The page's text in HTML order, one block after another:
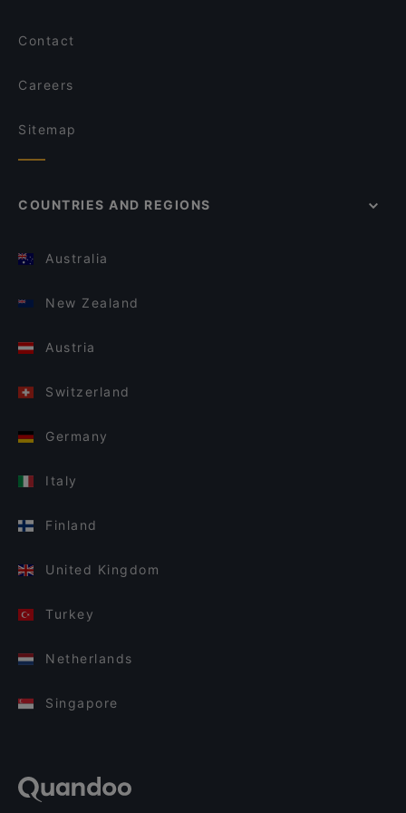
Contact
Careers
Sitemap
COUNTRIES AND REGIONS
Australia
New Zealand
Austria
Switzerland
Germany
Italy
Finland
United Kingdom
Turkey
Netherlands
Singapore